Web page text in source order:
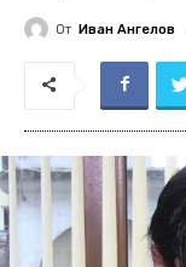
От Иван Ангелов